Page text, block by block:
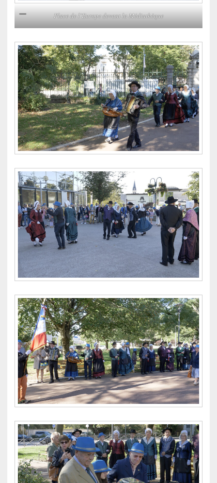
Place de l’Europe devant la Médiathèque